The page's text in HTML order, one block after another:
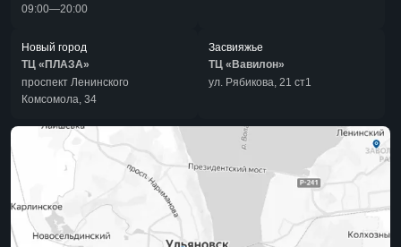
09:00—20:00
Новый город
ТЦ «ПЛАЗА»
проспект Ленинского
Комсомола, 34
Засвияжье
ТЦ «Вавилон»
ул. Рябикова, 21 ст1